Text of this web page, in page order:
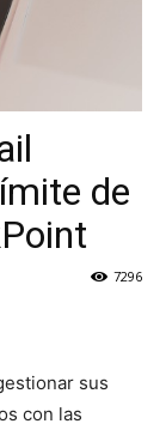
de
7296
sus
con las